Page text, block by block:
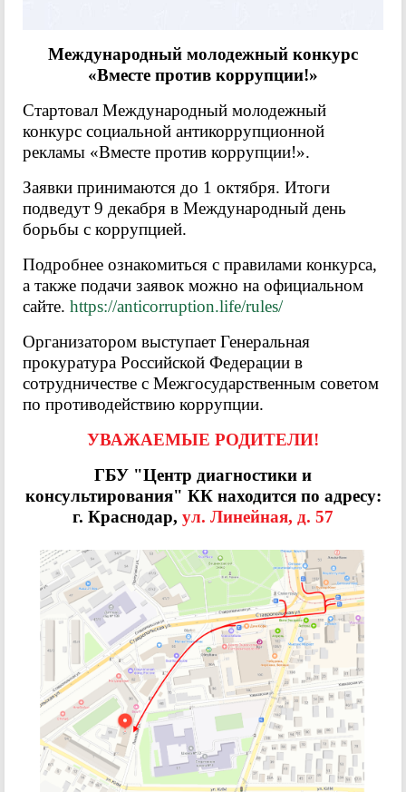
Международный молодежный конкурс
«Вместе против коррупции!»
Стартовал Международный молодежный
конкурс социальной антикоррупционной
рекламы «Вместе против коррупции!».
Заявки принимаются до 1 октября. Итоги
подведут 9 декабря в Международный день
борьбы с коррупцией.
Подробнее ознакомиться с правилами конкурса,
а также подачи заявок можно на официальном
сайте. https://anticorruption.life/rules/
Организатором выступает Генеральная
прокуратура Российской Федерации в
сотрудничестве с Межгосударственным советом
по противодействию коррупции.
УВАЖАЕМЫЕ РОДИТЕЛИ!
ГБУ "Центр диагностики и
консультирования" КК находится по адресу:
г. Краснодар, ул. Линейная, д. 57